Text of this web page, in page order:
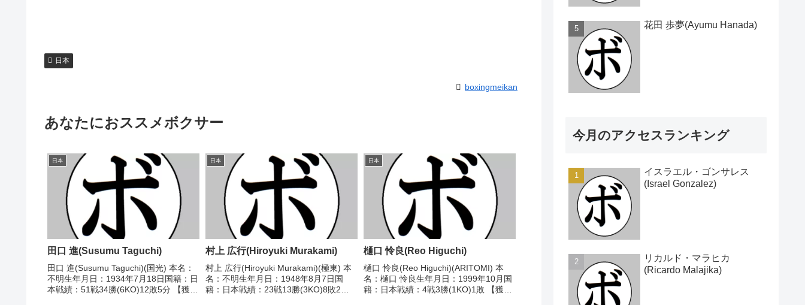
日本
boxingmeikan
あなたにおススメボクサー
日本
田口 進(Susumu Taguchi)
田口 進(Susumu Taguchi)(国光) 本名：
不明生年月日：1934年7月18日国籍：日
本戦績：51戦34勝(6KO)12敗5分 【獲得
日本
村上 広行(Hiroyuki Murakami)
村上 広行(Hiroyuki Murakami)(極東) 本
名：不明生年月日：1948年8月7日国
籍：日本戦績：23戦13勝(3KO)8敗2
日本
樋口 怜良(Reo Higuchi)
樋口 怜良(Reo Higuchi)(ARITOMI) 本
名：樋口 怜良生年月日：1999年10月国
籍：日本戦績：4戦3勝(1KO)1敗 【獲得
花田 歩夢(Ayumu Hanada)
今月のアクセスランキング
イスラエル・ゴンサレス
(Israel Gonzalez)
リカルド・マラヒカ
(Ricardo Malajika)